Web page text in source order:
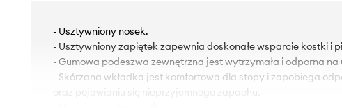
- Usztywniony nosek.
- Usztywniony zapiętek zapewnia doskonałe wsparcie kostki i
- Gumowa podeszwa zewnętrzna jest wytrzymała i odporna na
- Skórzana wkładka jest komfortowa dla stopy i zapobiega
oraz pojawianiu się nieprzyjemnego zapachu.